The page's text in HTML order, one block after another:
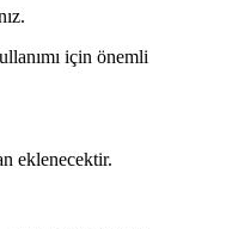
için önemli
eklenecektir.